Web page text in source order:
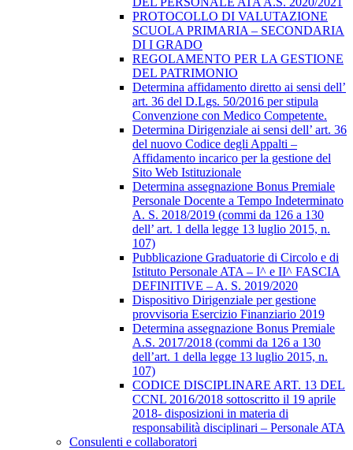
PROTOCOLLO DI VALUTAZIONE
SCUOLA PRIMARIA – SECONDARIA
DI I GRADO
REGOLAMENTO PER LA GESTIONE
DEL PATRIMONIO
Determina affidamento diretto ai sensi dell’
art. 36 del D.Lgs. 50/2016 per stipula
Convenzione con Medico Competente.
Determina Dirigenziale ai sensi dell’ art. 36
del nuovo Codice degli Appalti –
Affidamento incarico per la gestione del
Sito Web Istituzionale
Determina assegnazione Bonus Premiale
Personale Docente a Tempo Indeterminato
A. S. 2018/2019 (commi da 126 a 130
dell’ art. 1 della legge 13 luglio 2015, n.
107)
Pubblicazione Graduatorie di Circolo e di
Istituto Personale ATA – I^ e II^ FASCIA
DEFINITIVE – A. S. 2019/2020
Dispositivo Dirigenziale per gestione
provvisoria Esercizio Finanziario 2019
Determina assegnazione Bonus Premiale
A.S. 2017/2018 (commi da 126 a 130
dell’art. 1 della legge 13 luglio 2015, n.
107)
CODICE DISCIPLINARE ART. 13 DEL
CCNL 2016/2018 sottoscritto il 19 aprile
2018- disposizioni in materia di
responsabilità disciplinari – Personale ATA
Consulenti e collaboratori